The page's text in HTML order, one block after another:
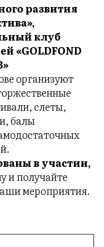
развития
клуб
«GOLDFOND
организуют
слеты,
балы
в участии,
и получайте
мероприятия.